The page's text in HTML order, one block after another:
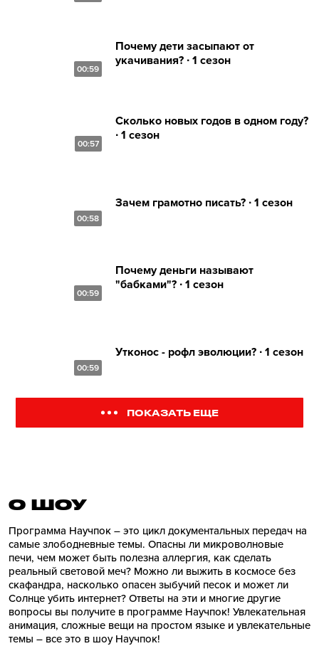
00:59
Почему дети засыпают от
укачивания? ∙ 1 сезон
00:57
Сколько новых годов в одном году?
∙ 1 сезон
00:58
Зачем грамотно писать? ∙ 1 сезон
00:59
Почему деньги называют
"бабками"? ∙ 1 сезон
00:59
Утконос - рофл эволюции? ∙ 1 сезон
ПОКАЗАТЬ ЕЩЕ
О ШОУ
Программа Научпок – это цикл документальных передач на
самые злободневные темы. Опасны ли микроволновые
печи, чем может быть полезна аллергия, как сделать
реальный световой меч? Можно ли выжить в космосе без
скафандра, насколько опасен зыбучий песок и может ли
Солнце убить интернет? Ответы на эти и многие другие
вопросы вы получите в программе Научпок! Увлекательная
анимация, сложные вещи на простом языке и увлекательные
темы – все это в шоу Научпок!